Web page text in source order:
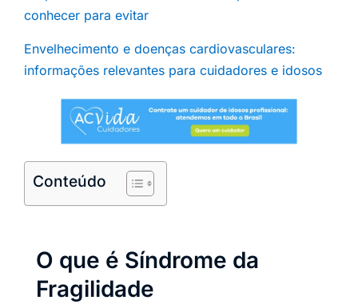
conhecer para evitar
Envelhecimento e doenças cardiovasculares:
informações relevantes para cuidadores e idosos
Conteúdo
O que é Síndrome da
Fragilidade